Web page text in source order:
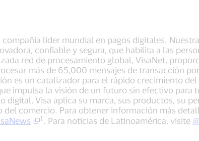
compañía líder mundial en pagos digitales.
confiable y segura, que habilita a las
red de procesamiento global, VisaNet,
más de 65,000 mensajes de transacción
es un catalizador para el rápido crecimiento
impulsa la visión de un futuro sin efectivo para
digital, Visa aplica su marca, sus productos, su
comercio. Para obtener información más
1 . Para noticias de Latinoamérica, visite